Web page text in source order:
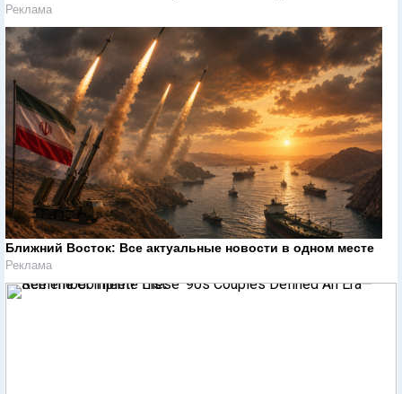
Реклама
Ближний Восток: Все актуальные новости в одном месте
Реклама